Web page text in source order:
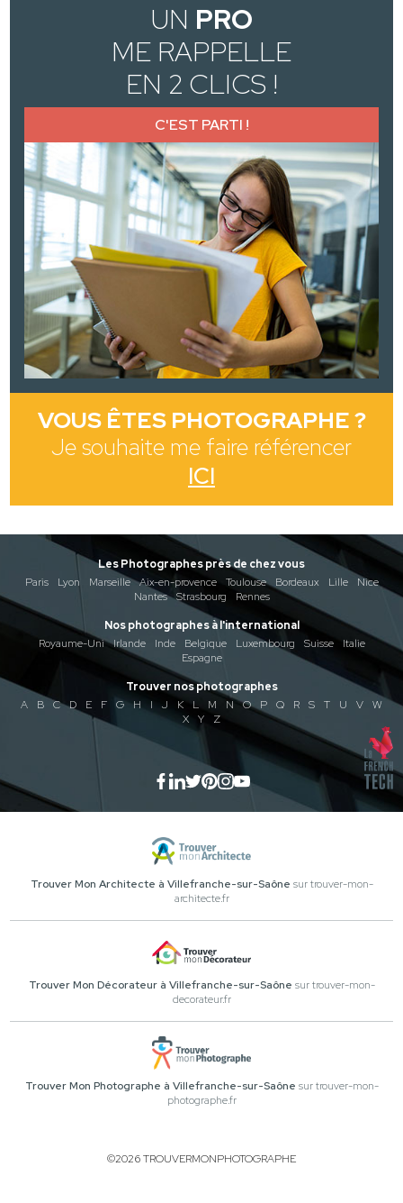
UN PRO
ME RAPPELLE
EN 2 CLICS !
C'EST PARTI !
VOUS ÊTES PHOTOGRAPHE ?
Je souhaite me faire référencer
ICI
Les Photographes près de chez vous
Paris
Lyon Marseille Aix-en-provence Toulouse Bordeaux Lille
Nice
Nantes
Strasbourg
Rennes
Nos photographes à l'international
Royaume-Uni
Irlande Inde Belgique Luxembourg Suisse
Italie
Espagne
Trouver nos photographes
A
B C D E F G H I J K L M N O P Q R S T U V
W
X
Y Z
Trouver Mon Architecte à Villefranche-sur-Saône sur trouver-mon-
architecte.fr
Trouver Mon Décorateur à Villefranche-sur-Saône sur trouver-mon-
decorateur.fr
Trouver Mon Photographe à Villefranche-sur-Saône sur trouver-mon-
photographe.fr
©2026 TROUVERMONPHOTOGRAPHE